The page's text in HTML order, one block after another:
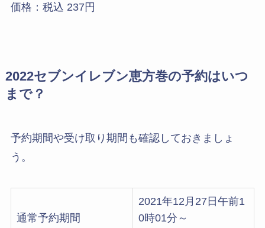
価格：税込 237円
2022セブンイレブン恵方巻の予約はいつ
まで？
予約期間や受け取り期間も確認しておきましょ
う。
通常予約期間
2021年12月27日午前1
0時01分～